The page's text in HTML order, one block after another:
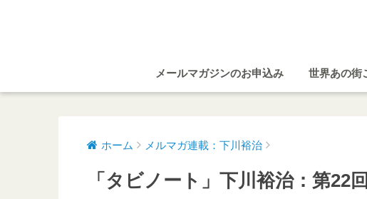
メールマガジンのお申込み 世界あの街
ホーム メルマガ連載：下川裕治
「タビノート」下川裕治：第